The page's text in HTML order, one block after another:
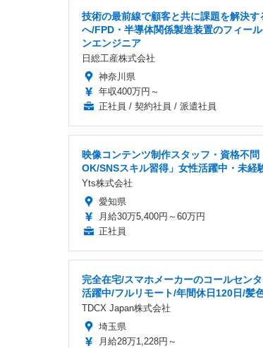
技術の最前線で顧客と共に課題を解決す
へ/FPD・半導体関係製造装置のフィー
ンエンジニア
日総工産株式会社
神奈川県
年収400万円～
正社員 / 契約社員 / 派遣社員
映像コンテンツ制作スタッフ・資格不
OK/SNSスキル習得」女性活躍中・未経
Yts株式会社
愛知県
月給30万5,400円～60万円
正社員
完全在宅/スマホメーカーのコールセン
活躍中/フルリモート/年間休日120日/髪
TDCX Japan株式会社
埼玉県
月給28万1,228円～